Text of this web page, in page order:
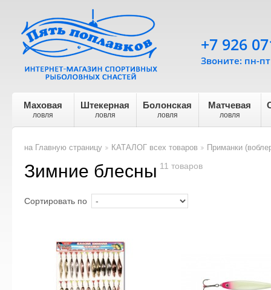
Маховая
ловля
Штекерная
ловля
Болонская
ловля
Матчевая
ловля
+7 926
Звоните: пн-
на Главную страницу
КАТАЛОГ всех товаров
Приманки
Зимние блесны 11 товаров
Сортировать по